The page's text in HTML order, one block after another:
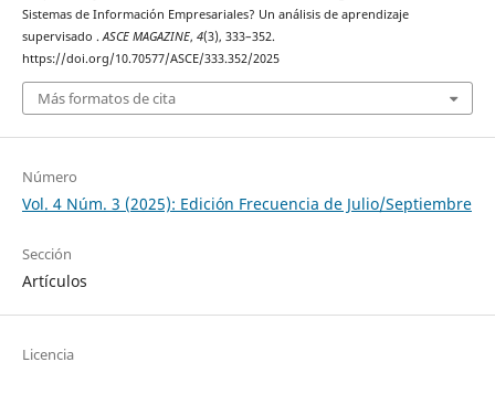
Sistemas de Información Empresariales? Un análisis de aprendizaje
supervisado .ASCE MAGAZINE, 4(3), 333–352.
https://doi.org/10.70577/ASCE/333.352/2025
Más formatos de cita
Número
Vol. 4 Núm. 3 (2025): Edición Frecuencia de Julio/Septiembre
Sección
Artículos
Licencia